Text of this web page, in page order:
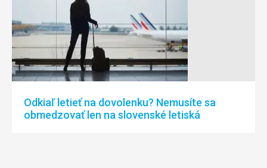
Odkiaľ letieť na dovolenku? Nemusíte sa
obmedzovať len na slovenské letiská